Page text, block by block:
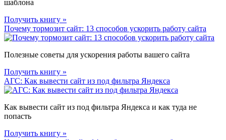
шаблона
Получить книгу »
Почему тормозит сайт: 13 способов ускорить работу сайта
Полезные советы для ускорения работы вашего сайта
Получить книгу »
АГС: Как вывести сайт из под фильтра Яндекса
Как вывести сайт из под фильтра Яндекса и как туда не
попасть
Получить книгу »